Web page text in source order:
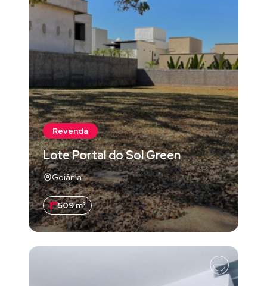
Revenda
Lote Portal do Sol Green
Goiânia
509 m²